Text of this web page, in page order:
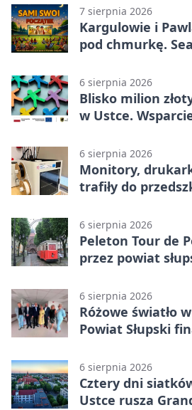
7 sierpnia 2026
Kargulowie i
pod chmurkę.
6 sierpnia 2026
Blisko milion
w Ustce.
6 sierpnia 2026
Monitory,
trafiły do
6 sierpnia 2026
Peleton Tour de
przez powiat
6 sierpnia 2026
Różowe światło
Powiat Słupski
6 sierpnia 2026
Cztery dni
Ustce rusza